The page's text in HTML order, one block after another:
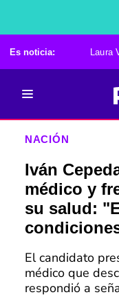
Es noticia: Laura
NACIÓN
Iván
médico y
su salud:
El candidato
médico que
respondió a